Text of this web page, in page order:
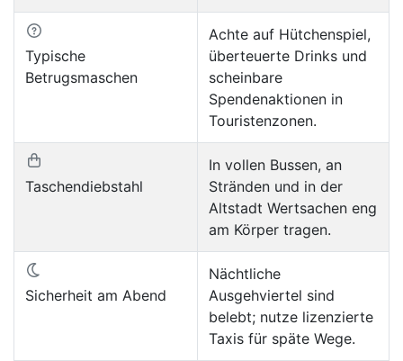
Typische
Betrugsmaschen
Achte auf Hütchenspiel,
überteuerte Drinks und
scheinbare
Spendenaktionen in
Touristenzonen.
Taschendiebstahl
In vollen Bussen, an
Stränden und in der
Altstadt Wertsachen eng
am Körper tragen.
Sicherheit am Abend
Nächtliche
Ausgehviertel sind
belebt; nutze lizenzierte
Taxis für späte Wege.